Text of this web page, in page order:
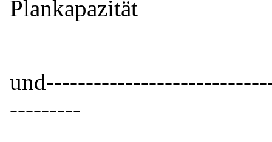
Plankapazität
---------